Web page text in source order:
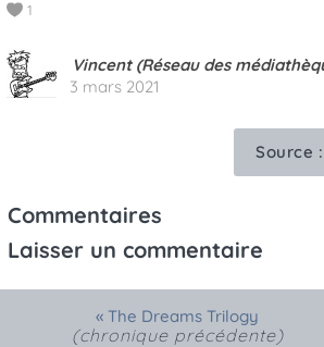
1
Vincent (Réseau des
3 mars 2021
Source :
Commentaires
Laisser un commentaire
« The Dreams Trilogy
(chronique précédente)